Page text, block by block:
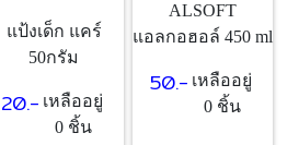
แป้งเด็ก แคร์
50กรัม
20.- เหลืออยู่
0 ชิ้น
ALSOFT
แอลกอฮอล์ 450 ml
50.- เหลืออยู่
0 ชิ้น